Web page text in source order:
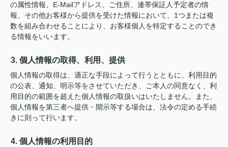
の属性情報、E-Mailアドレス、ご住所、連帯保証人予定者の情
報、その他お客様から提供を受けた情報において、1つまたは複
数を組み合わせることにより、お客様個人を特定することのでき
る情報をいいます。
3. 個人情報の取得、利用、提供
個人情報の取得は、適正な手段によって行うとともに、利用目的
の公表、通知、明示等をさせていただき、ご本人の同意なく、利
用目的の範囲を超えた個人情報の取扱いはいたしません。また、
個人情報を第三者へ提供・開示等する場合は、法令の定める手続
きに則って行います。
4. 個人情報の利用目的